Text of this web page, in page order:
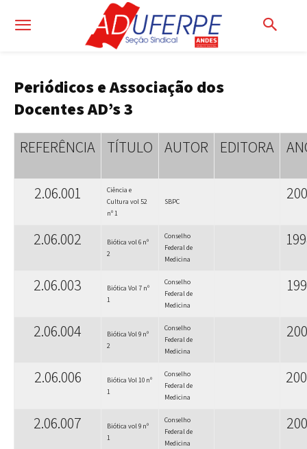
Periódicos e Associação dos
Docentes AD’s 3
REFERÊNCIA TÍTULO AUTOR EDITORA
2.06.001
Ciência e
Cultura vol 52
nº 1
SBPC
2.06.002
Biótica vol 6 nº
2
Conselho
Federal de
Medicina
2.06.003
Biótica Vol 7 nº
1
Conselho
Federal de
Medicina
2.06.004
Biótica Vol 9 nº
2
Conselho
Federal de
Medicina
2.06.006
Biótica Vol 10 nº
1
Conselho
Federal de
Medicina
2.06.007
Biótica vol 9 nº
1
Conselho
Federal de
Medicina